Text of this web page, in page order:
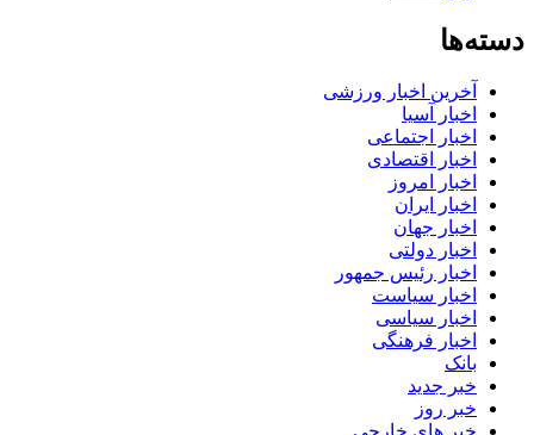
دسته‌ها
آخرین اخبار ورزشی
اخبار آسیا
اخبار اجتماعی
اخبار اقتصادی
اخبار امروز
اخبار ایران
اخبار جهان
اخبار دولتی
اخبار رئیس جمهور
اخبار سیاست
اخبار سیاسی
اخبار فرهنگی
بانک
خبر جدید
خبر روز